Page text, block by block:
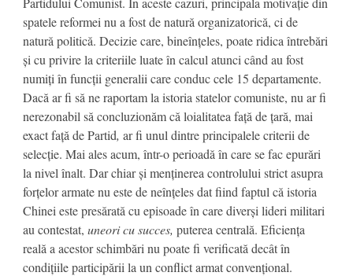
spatele reformei nu a fost de natură organizatorică, ci de
natură politică. Decizie care, bineînțeles, poate ridica întrebări
și cu privire la criteriile luate în calcul atunci când au fost
numiți în funcții generalii care conduc cele 15 departamente.
Dacă ar fi să ne raportam la istoria statelor comuniste, nu ar fi
nerezonabil să concluzionăm că loialitatea față de țară, mai
exact față de Partid, ar fi unul dintre principalele criterii de
selecție. Mai ales acum, într-o perioadă în care se fac epurări
la nivel înalt. Dar chiar și menținerea controlului strict asupra
forțelor armate nu este de neînțeles dat fiind faptul că istoria
Chinei este presărată cu episoade în care diverși lideri militari
au contestat, uneori cu succes, puterea centrală. Eficiența
reală a acestor schimbări nu poate fi verificată decât în
condițiile participării la un conflict armat convențional.